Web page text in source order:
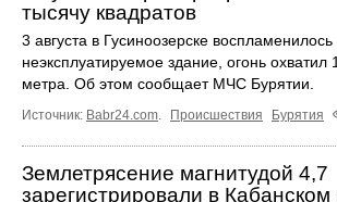
тысячу квадратов
3 августа в Гусиноозерске воспламенилось
неэксплуатируемое здание, огонь охватил
метра. Об этом сообщает МЧС Бурятии.
Источник: Babr24.com Происшествия Бурятия
Землетрясение магнитудой 4,7
зарегистрировали в